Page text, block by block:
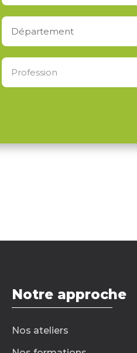
Notre approche
Nos ateliers